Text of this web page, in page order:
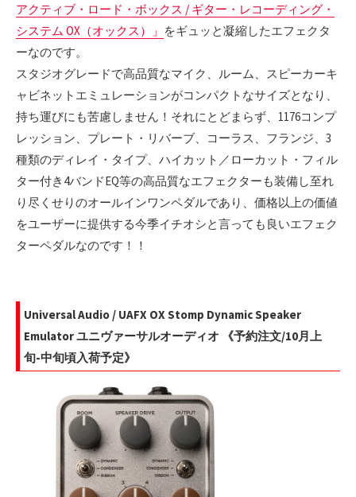
アクティブ・ロード・ボックス / ギター・レコーディング・
システム OX（オックス）」 をギュッと凝縮したエフェクタ
ーなのです。
スタジオグレードで高品質なマイク、ルーム、スピーカーキ
ャビネットエミュレーションがコンパクトなサイズとなり、
持ち運びにも苦慮しません！それにとどまらず、1176コンプ
レッション、プレート・リバーブ、コーラス、フランジ、3
種類のディレイ・タイプ、ハイカット／ローカット・フィル
ター付き4バンドEQ等の高品質なエフェクターも装備し至れ
り尽くせりのオールインワンペダルであり、価格以上の価値
をユーザーに提供する今季イチオシと言っても良いエフェク
ターペダルなのです！！
Universal Audio / UAFX OX Stomp Dynamic Speaker
Emulator ユニヴァーサルオーディオ 《予約注文/10月上
旬-中旬頃入荷予定》